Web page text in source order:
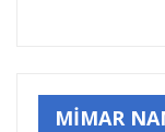
MİMAR